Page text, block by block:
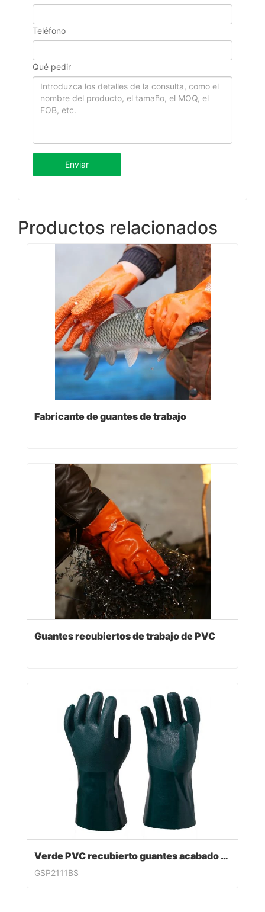
Teléfono
Qué pedir
Enviar
Productos relacionados
Fabricante de guantes de trabajo
Guantes recubiertos de trabajo de PVC
Verde PVC recubierto guantes acabado sandy
GSP2111BS